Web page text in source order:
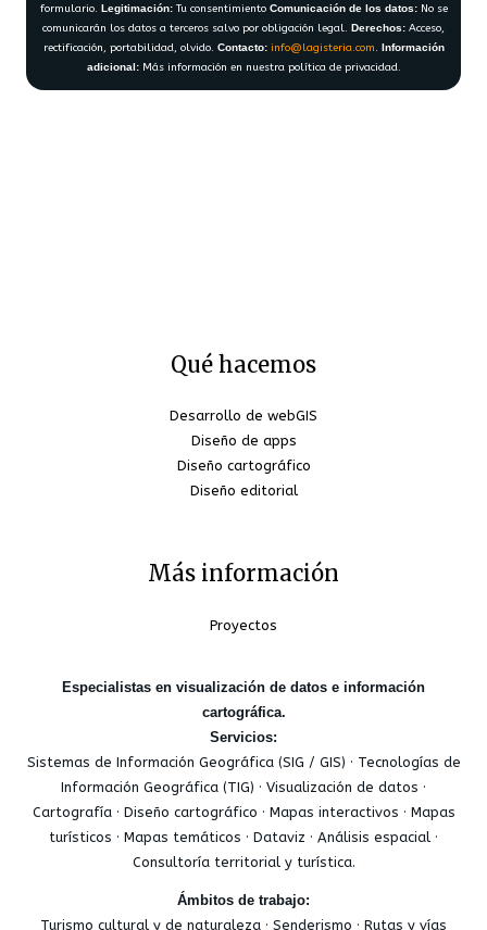
formulario. Legitimación:Tu consentimiento Comunicación de los datos:No se
comunicarán los datos a terceros salvo por obligación legal. Derechos: Acceso,
rectificación, portabilidad, olvido. Contacto: info@lagisteria.com.
Información
adicional:Más información en nuestra política de privacidad.
Qué hacemos
Desarrollo de webGIS
Diseño de apps
Diseño cartográfico
Diseño editorial
Más información
Proyectos
Especialistas en visualización de datos e información
cartográfica.
Servicios:
Sistemas de Información Geográfica (SIG / GIS) · Tecnologías de
Información Geográfica (TIG) · Visualización de datos ·
Cartografía · Diseño cartográfico · Mapas interactivos · Mapas
turísticos · Mapas temáticos · Dataviz · Análisis espacial ·
Consultoría territorial y turística.
Ámbitos de trabajo:
Turismo cultural y de naturaleza · Senderismo · Rutas y vías